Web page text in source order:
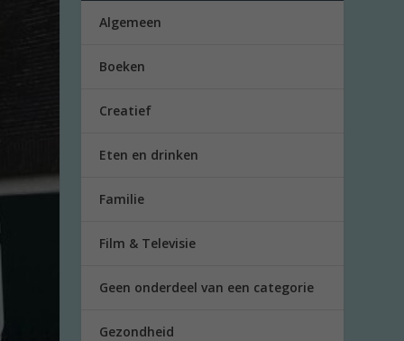
Algemeen
Boeken
Creatief
Eten en drinken
Familie
Film & Televisie
Geen onderdeel van een categorie
Gezondheid